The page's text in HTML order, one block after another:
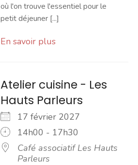
où l'on trouve l'essentiel pour le
petit déjeuner [...]
En savoir plus
Atelier cuisine - Les
Hauts Parleurs
17 février 2027
14h00 - 17h30
Café associatif Les Hauts
Parleurs